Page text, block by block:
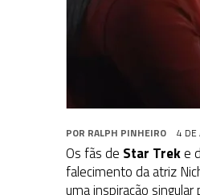
POR RALPH PINHEIRO 4 DE
Os fãs de Star Treke
falecimento da atriz
uma inspiração